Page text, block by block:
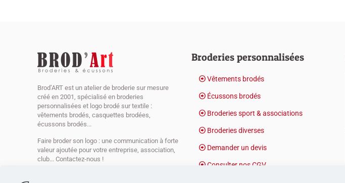
Brod’ART est un atelier de broderie sur mesure
créé en 2001, spécialisé en broderies
personnalisées et logo brodé sur textile :
vêtements brodés, casquettes brodées,
écussons brodés...
Faire broder son logo : une communication à forte
valeur ajoutée pour votre entreprise, association,
club... Contactez-nous !
Broderies personnalisées
Vêtements brodés
Écussons brodés
Broderies sport & associations
Broderies diverses
Demander un devis
Consulter nos CGV